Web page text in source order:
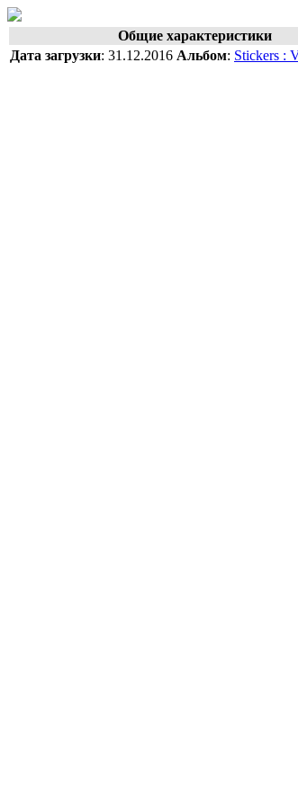
Общие характеристики
Дата загрузки: 31.12.2016 Альбом: Stickers :